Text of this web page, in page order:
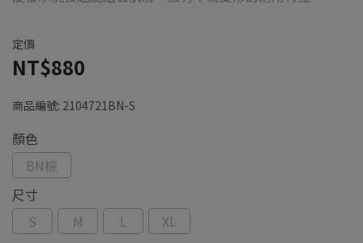
定價
NT$880
商品編號: 2104721BN-S
顏色
BN棕
尺寸
S
M L XL